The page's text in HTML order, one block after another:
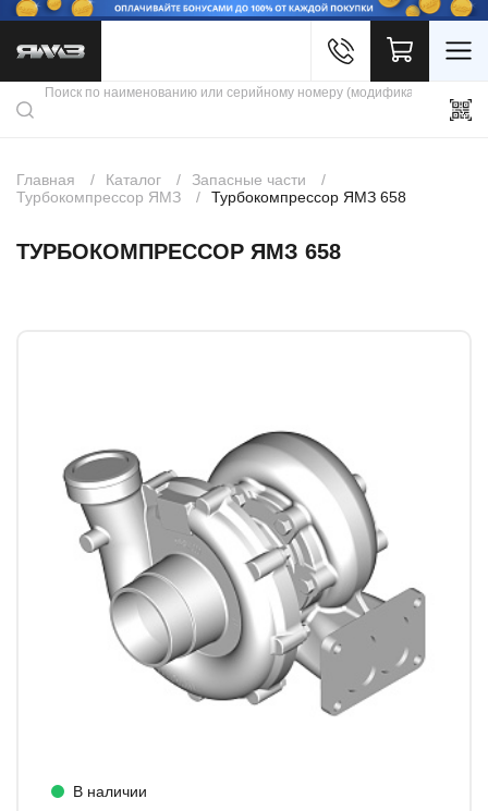
Каталог продукции
Скидки
Контакты
Главная Каталог
Запасные части
Турбокомпрессор ЯМЗ
Турбокомпрессор ЯМЗ 658
ТУРБОКОМПРЕССОР ЯМЗ 658
В наличии